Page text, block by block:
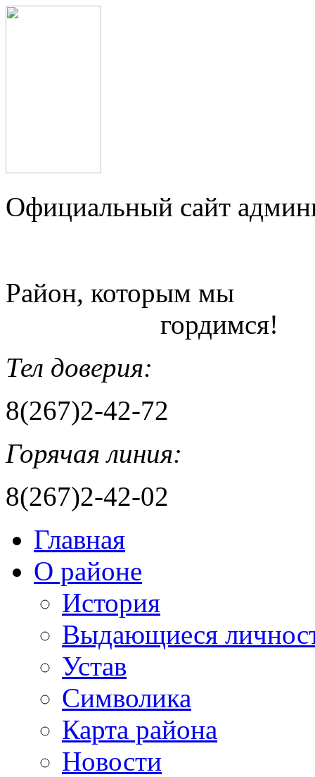
Официальный сайт
Район, которым мы
гордимся!
Тел доверия:
8(267)2-42-72
Горячая линия:
8(267)2-42-02
Главная
О районе
История
Выдающиеся
Устав
Символика
Карта района
Новости